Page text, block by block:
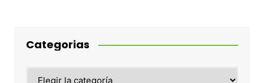
Categorias